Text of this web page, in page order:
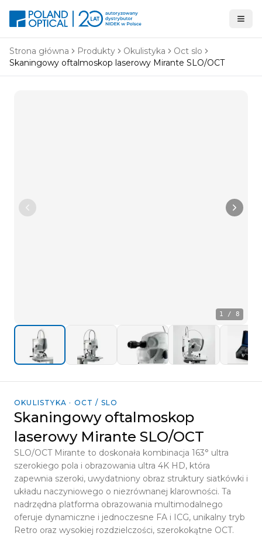
Strona główna Produkty Okulistyka
Oct slo
Skaningowy oftalmoskop laserowy Mirante SLO/OCT
1 / 8
OKULISTYKA · OCT / SLO
Skaningowy oftalmoskop
laserowy Mirante SLO/OCT
SLO/OCT Mirante to doskonała kombinacja 163° ultra
szerokiego pola i obrazowania ultra 4K HD, która
zapewnia szeroki, uwydatniony obraz struktury siatkówki i
układu naczyniowego o niezrównanej klarowności. Ta
nadrzędna platforma obrazowania multimodalnego
oferuje dynamiczne i jednoczesne FA i ICG, unikalny tryb
Retro oraz wysokiej rozdzielczości, szerokokątne OCT.